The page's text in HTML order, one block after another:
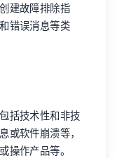
建故障排除指
错误消息等类
括技术性和非技
或软件崩溃等，
操作产品等。